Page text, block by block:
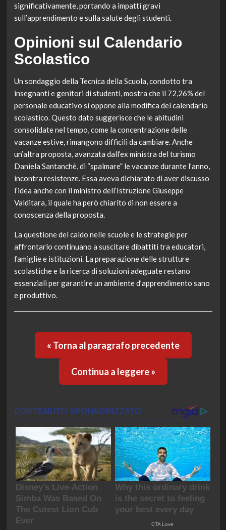
significativamente, portando a impatti gravi
sull’apprendimento e sulla salute degli studenti.
Opinioni sul Calendario
Scolastico
Un sondaggio della Tecnica della Scuola, condotto tra
insegnanti e genitori di studenti, mostra che il 72,26% del
personale educativo si oppone alla modifica del calendario
scolastico. Questo dato suggerisce che le abitudini
consolidate nel tempo, come la concentrazione delle
vacanze estive, rimangono difficili da cambiare. Anche
un’altra proposta, avanzata dall’ex ministra del turismo
Daniela Santanchè, di “spalmare” le vacanze durante l’anno,
incontra resistenze. Essa aveva dichiarato di aver discusso
l’idea anche con il ministro dell’Istruzione Giuseppe
Valditara, il quale ha però chiarito di non essere a
conoscenza della proposta.
La questione del caldo nelle scuole e le strategie per
affrontarlo continuano a suscitare dibattiti tra educatori,
famiglie e istituzioni. La preparazione delle strutture
scolastiche e la ricerca di soluzioni adeguate restano
essenziali per garantire un ambiente d’apprendimento sano
e produttivo.
« Torna al paragrafo precedente
Continua a leggere »